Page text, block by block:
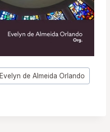
Evelyn de Almeida Orlando